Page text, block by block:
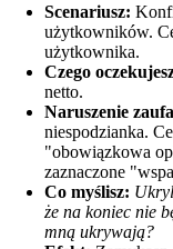
Scenariusz:
użytkowników.
użytkownika.
Czego
netto.
Naruszenie
niespodzianka.
"obowiązkowa
zaznaczone
Co myślisz:
że na koniec nie
mną ukrywają?